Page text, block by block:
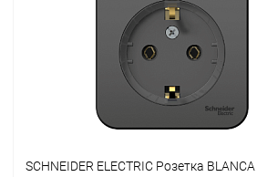
SCHNEIDER ELECTRIC Розетка BLANCA